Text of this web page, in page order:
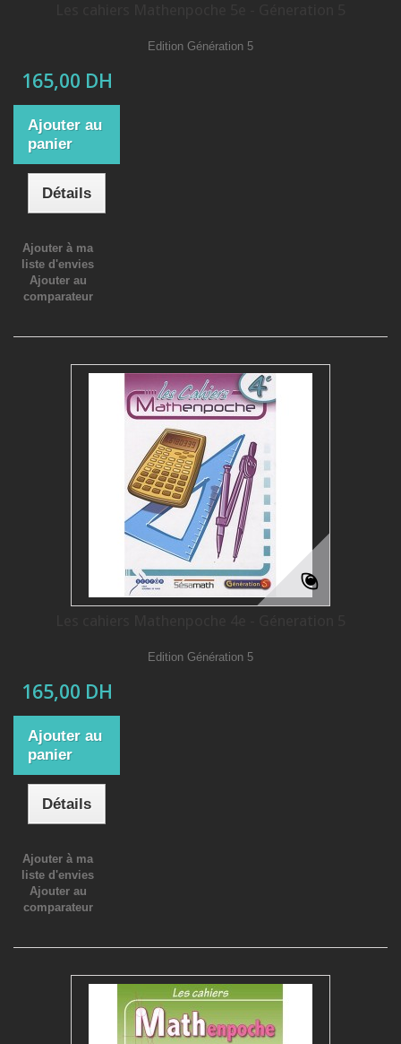
Edition Génération 5
165,00 DH
Ajouter au
panier
Détails
Ajouter à ma
liste d'envies
Ajouter au
comparateur
Edition Génération 5
165,00 DH
Ajouter au
panier
Détails
Ajouter à ma
liste d'envies
Ajouter au
comparateur